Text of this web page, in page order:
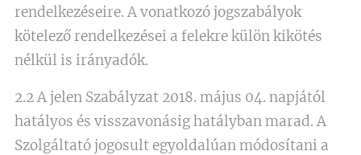
rendelkezéseire. A vonatkozó jogszabályok
kötelező rendelkezései a felekre külön kikötés
nélkül is irányadók.
2.2 A jelen Szabályzat 2018. május 04. napjától
hatályos és visszavonásig hatályban marad. A
Szolgáltató jogosult egyoldalúan módosítani a